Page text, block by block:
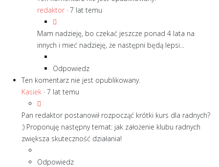
redaktor · 7 lat temu
Mam nadzieję, bo czekać jeszcze ponad 4 lata na
innych i mieć nadzieję, że następni będą lepsi...
Odpowiedz
Ten komentarz nie jest opublikowany.
Kasiek · 7 lat temu
Pan redaktor postanowił rozpocząć krótki kurs dla radnych?
:) Proponuję następny temat: jak założenie klubu radnych
zwiększa skuteczność działania!
Odpowiedz